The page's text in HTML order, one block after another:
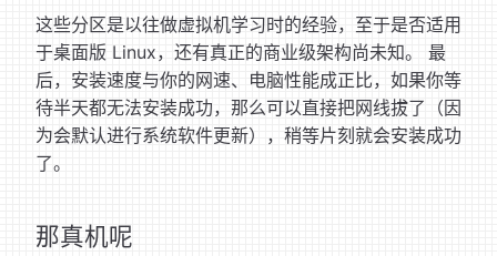
这些分区是以往做虚拟机学习时的经验，至于是否适用
于桌面版 Linux，还有真正的商业级架构尚未知。 最
后，安装速度与你的网速、电脑性能成正比，如果你等
待半天都无法安装成功，那么可以直接把网线拔了（因
为会默认进行系统软件更新），稍等片刻就会安装成功
了。
那真机呢